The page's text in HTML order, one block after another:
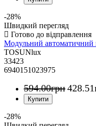
-28%
Швидкий перегляд
Модульний
TOSUNlux
33423
6940151023975
594.00грн428.51
-28%